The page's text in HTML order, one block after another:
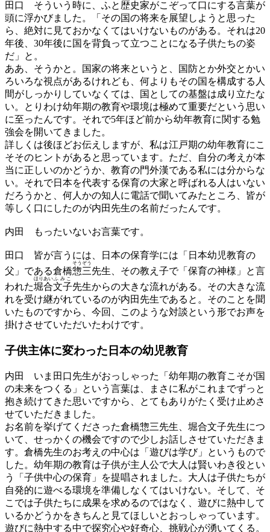
田口
そういう時に、ふと歴史家がこぞって口にする言葉が
頭に浮かびました。「その国の将来を展望しようと思った
ら、絶対に見ておかなくてはいけないものがある。それは20
年後、30年後に国を背負って立つことになる子供たちの姿
だ」と。
ああ、そうかと。国家の将来というと、国防とか外交とかい
ろいろな視点があるけれども、何よりもその国を構成する人
間がしっかりしていなくては、国としての基盤は成り立たな
い。とりわけ幼年期の教育や環境は極めて重要だという思い
に至ったんです。それで5年ほど前から幼年教育に関する勉
強会を開いてきました。
詳しくは後ほどお伝えしますが、私は江戸期の幼年教育にこ
そそのヒントがあると思っています。ただ、自分の考えが本
当に正しいのかどうか、教育の門外漢である私には分からな
い。それで日本を代表する保育の大家と呼ばれる人はいない
だろうかと、何人かの知人に電話で聞いてみたところ、皆が
等しく口にしたのが内田先生の名前だったんです。
内田 もったいないお言葉です。
田口
皆が言うには、日本の保育学には「日本幼児教育の
父」である倉橋惣
そう
三
ぞう
先生、その教え子で「保育の神様」と言
われた堀
ほり
合
あい
文子
ふみこ
先生からの大きな流れがある。その大きな流
れを受け継がれているのが内田先生であると。そのことを聞
いたものですから、今回、このような対談という形でお声を
掛けさせていただいたわけです。
子供主体に変わった 日本の幼児教育
内田
いま田口先生がおっしゃった「幼年期の教育こそが国
の未来をつくる」という言葉は、まさに私がこれまでずっと
抱き続けてきた思いですから、とてもありがたく受け止めさ
せていただきました。
お名前を挙げてくださった倉橋惣三先生、堀合文子先生につ
いて、せっかくの機会ですので少しお話しさせていただきま
す。倉橋先生のお考えの中心は「遊びは学び」というもので
した。幼年期の教育は子供が主人公で大人は賢いわき役とい
う「子供中心の保育」を提唱されました。大人は子供たちが
自発的に遊べる環境を準備しなくてはいけない。そして、そ
こでは子供たちに成果を求めるのではなく、遊びに熱中して
いるかどうかをきちんと見てほしいとおっしゃっています。
遊びに熱中する中で探究心や好奇心、挑戦心が湧いてくる。